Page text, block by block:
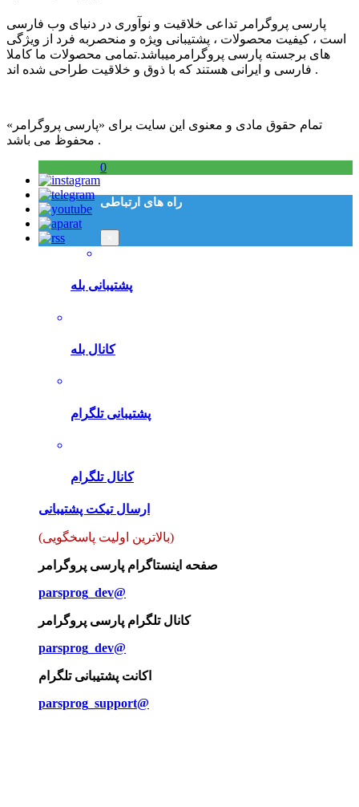
پارسی پروگرامر تداعی خلاقیت و نوآوری در دنیای وب فارسی
است ، کیفیت محصولات ، پشتیبانی ویژه و منحصربه فرد از ویژگی
های برجسته پارسی پروگرامرمیباشد.تمامی محصولات ما کاملا
فارسی و ایرانی هستند که با ذوق و خلاقیت طراحی شده اند .
تمام حقوق مادی و معنوی این سایت برای «پارسی پروگرامر»
محفوظ می باشد .
0
راه های ارتباطی
پشتیبانی بله
کانال بله
پشتیبانی تلگرام
کانال تلگرام
ارسال تیکت پشتیبانی
(بالاترین اولیت پاسخگویی)
صفحه اینستاگرام پارسی پروگرامر
parsprog_dev@
کانال تلگرام پارسی پروگرامر
parsprog_dev@
اکانت پشتیبانی تلگرام
parsprog_support@